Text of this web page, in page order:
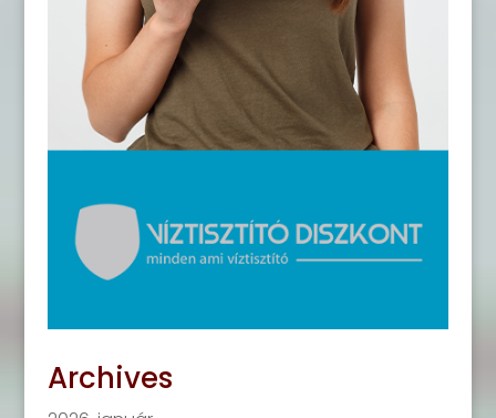
Archives